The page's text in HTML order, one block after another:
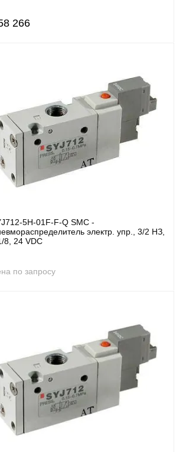
266
5H-01F-F-Q SMC -
электр. упр., 3/2 НЗ,
8, 24 VDC
по запросу